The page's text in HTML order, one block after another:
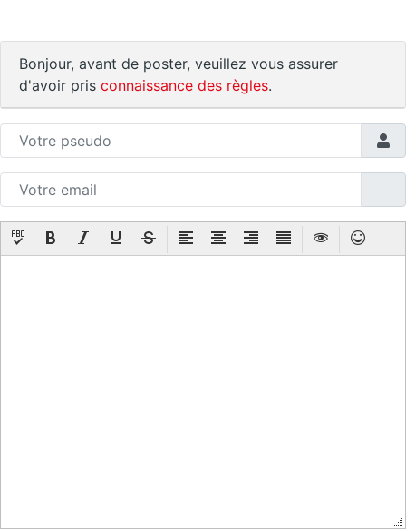
Bonjour, avant de poster, veuillez vous assurer
d'avoir pris connaissance des règles.